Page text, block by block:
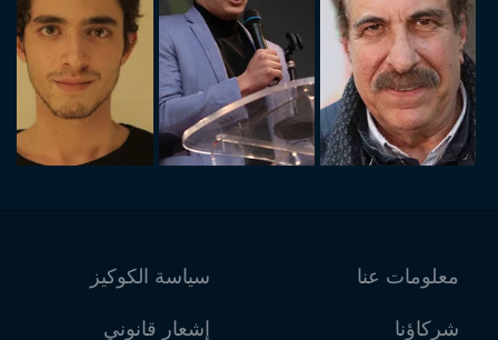
معلومات عنا
شركاؤنا
سياسة الكوكيز
إشعار قانوني